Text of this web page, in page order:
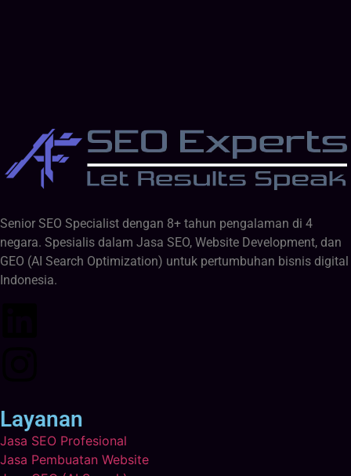
Senior SEO Specialist dengan 8+ tahun pengalaman di 4
negara. Spesialis dalam Jasa SEO, Website Development, dan
GEO (AI Search Optimization) untuk pertumbuhan bisnis digital
Indonesia.
Layanan
Jasa SEO Profesional
Jasa Pembuatan Website